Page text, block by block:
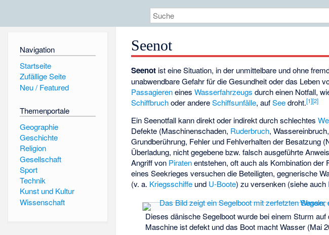
Navigation
Startseite
Zufällige Seite
Neu / Featured
Themenportale
Geographie
Geschichte
Religion
Gesellschaft
Sport
Technik
Kunst und Kultur
Wissenschaft
Seenot
Dieses dänische Segelboot wurde bei einem Sturm
Maschine ist defekt und das Boot macht Wasser (Mai
Seenot ist eine Situation, in der unmittelbare und ohne
unabwendbare Gefahr für die Gesundheit oder das Leben
PassagiereneinesWasserfahrzeugs durch einen Notfall,
Schiffbruchoder andereSchiffsunfälle, aufSeedroht.[1][2]
Ein Seenotfall kann direkt oder indirekt durch schlechtes
Defekte (Maschinenschaden, Ruderbruch, Wassereinbruch,
Grundberührung, Fehler und Fehlverhalten der Besatzung
Überladung, nicht gegebene bzw. falsch ausgeführte
Angriff von Piratenentstehen, oft auch als Kombination der
eines Seekrieges versuchen die Beteiligten, gegnerische
(v. a. Kriegsschiffe und U-Boote) zu versenken (siehe auch